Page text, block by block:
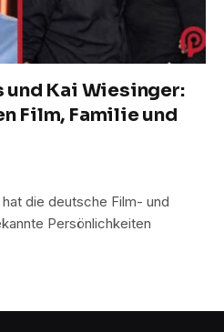
und Kai Wiesinger:
Film, Familie und
die deutsche Film- und
Persönlichkeiten